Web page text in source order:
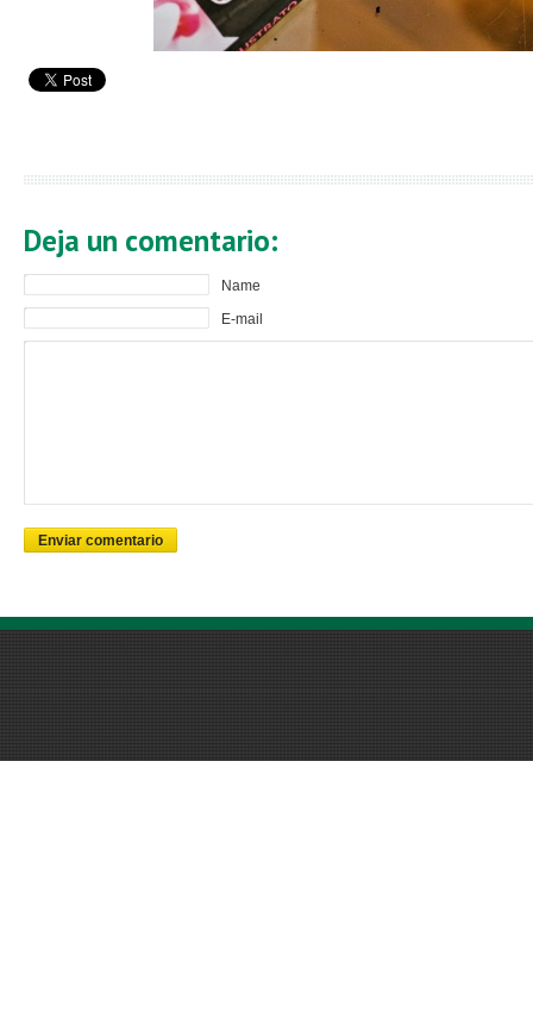
Deja un comentario:
Name
E-mail
Enviar comentario